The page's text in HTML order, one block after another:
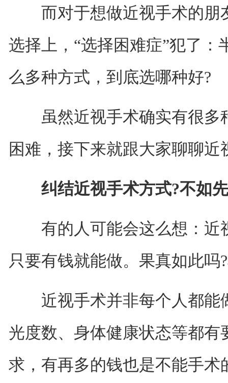
而对于想做近视手术的朋
选择上，“选择困难症”犯了：
么多种方式，到底选哪种好?
虽然近视手术确实有很多
困难，接下来就跟大家聊聊近
纠结近视手术方式?不如先
有的人可能会这么想：近
只要有钱就能做。果真如此吗
近视手术并非每个人都能
光度数、身体健康状态等都有
求，有再多的钱也是不能手